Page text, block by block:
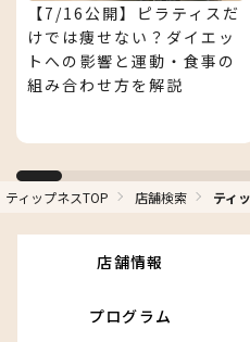
【7/16公開】ピラティスだ
けでは痩せない？ダイエッ
トへの影響と運動・食事の
組み合わせ方を解説
ティップネ
ティップネスTOP 店舗検索 ティ
店舗情報
プログラム